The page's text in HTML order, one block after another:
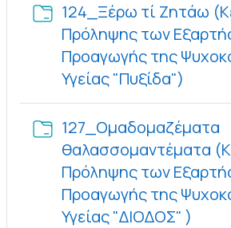
124_Ξέρω τί Ζητάω
Πρόληψης των
Προαγωγής της
Υγείας "Πυξίδα")
127_Ομαδομαζέματα
θαλασσομαντέματα
Πρόληψης των
Προαγωγής της
Υγείας "ΔΙΟΔΟΣ" )